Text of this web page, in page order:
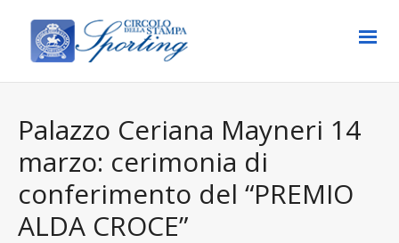
Palazzo Ceriana Mayneri 14
marzo: cerimonia di
conferimento del “PREMIO
ALDA CROCE”